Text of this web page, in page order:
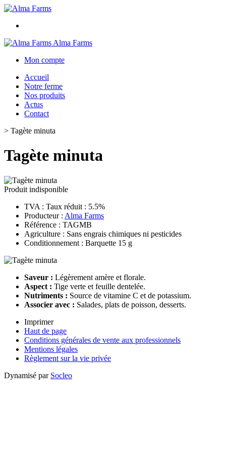
Alma Farms
Mon compte
Accueil
Notre ferme
Nos produits
Actus
Contact
> Tagète minuta
Tagète minuta
Produit indisponible
TVA : Taux réduit : 5.5%
Producteur : Alma Farms
Référence : TAGMB
Agriculture : Sans engrais chimiques ni pesticides
Conditionnement : Barquette 15 g
Saveur : Légèrement amère et florale.
Aspect : Tige verte et feuille dentelée.
Nutriments : Source de vitamine C et de potassium.
Associer avec : Salades, plats de poisson, desserts.
Imprimer
Haut de page
Conditions générales de vente aux professionnels
Mentions légales
Règlement sur la vie privée
Dynamisé par Socleo